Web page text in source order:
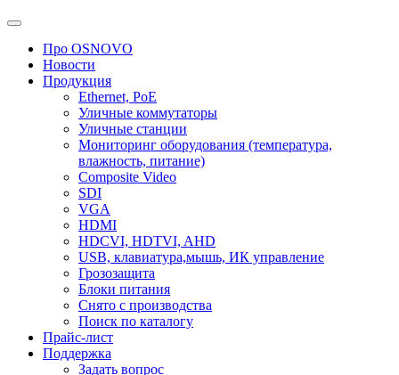
Про OSNOVO
Новости
Продукция
Ethernet, PoE
Уличные коммутаторы
Уличные станции
Мониторинг оборудования (температура,
влажность, питание)
Composite Video
SDI
VGA
HDMI
HDCVI, HDTVI, AHD
USB, клавиатура,мышь, ИК управление
Грозозащита
Блоки питания
Снято с производства
Поиск по каталогу
Прайс-лист
Поддержка
Задать вопрос